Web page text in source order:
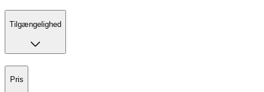
Tilgængelighed
Pris